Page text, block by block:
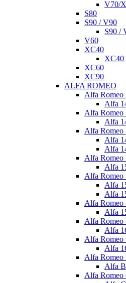
V70/
S80
S90 / V90
S90 /
V60
XC40
XC40
XC60
XC90
ALFA ROMEO
Alfa Romeo
Alfa
Alfa Romeo
Alfa
Alfa Romeo
Alfa
Alfa
Alfa Romeo
Alfa
Alfa Romeo
Alfa
Alfa
Alfa Romeo
Alfa
Alfa Romeo
Alfa
Alfa Romeo
Alfa
Alfa Romeo
Alfa
Alfa Romeo